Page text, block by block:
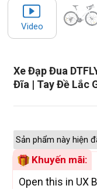
Xe Đạp Đua
Đĩa | Tay Đề Lắc
Video
Sản phẩm này hiện
Khuyến mãi:
Open this in UX